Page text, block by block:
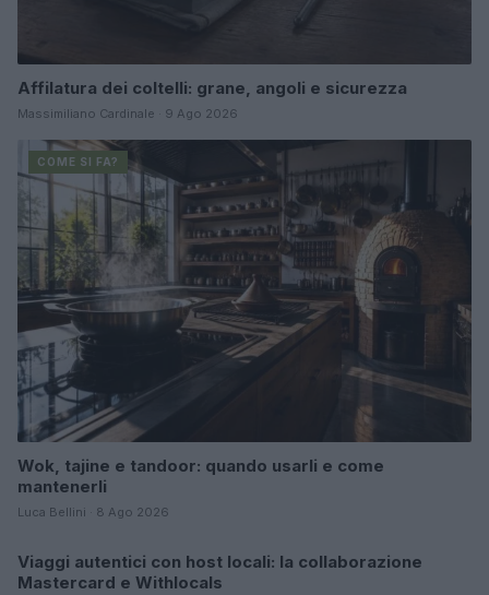
Affilatura dei coltelli: grane, angoli e sicurezza
Massimiliano Cardinale · 9 Ago 2026
COME SI FA?
Wok, tajine e tandoor: quando usarli e come
mantenerli
Luca Bellini · 8 Ago 2026
COME SI FA?
Viaggi autentici con host locali: la collaborazione
Mastercard e Withlocals